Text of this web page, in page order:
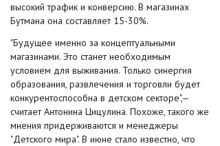
высокий трафик и конверсию. В магазинах
Бутмана она составляет 15-30%.
"Будущее именно за концептуальными
магазинами. Это станет необходимым
условием для выживания. Только синергия
образования, развлечения и торговли будет
конкурентоспособна в детском секторе",—
считает Антонина Цицулина. Похоже, такого же
мнения придерживаются и менеджеры
"Детского мира". В июне стало известно, что